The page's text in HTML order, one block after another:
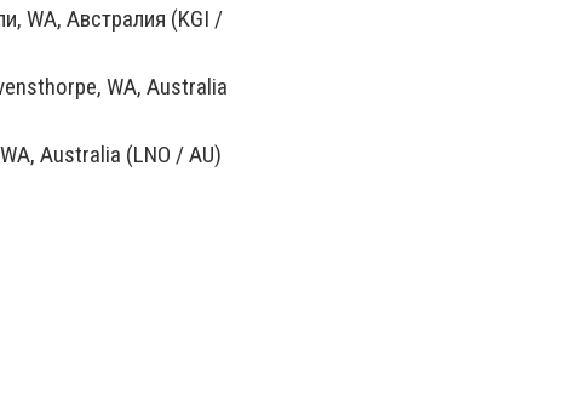
WA, Австралия (KGI /
WA, Australia
Australia (LNO / AU)